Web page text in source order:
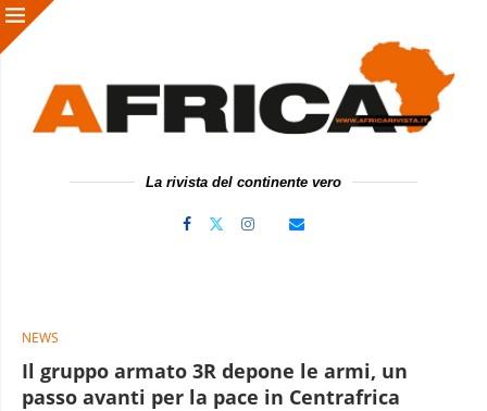
La rivista del continente vero
NEWS
Il gruppo armato 3R depone le armi, un
passo avanti per la pace in Centrafrica